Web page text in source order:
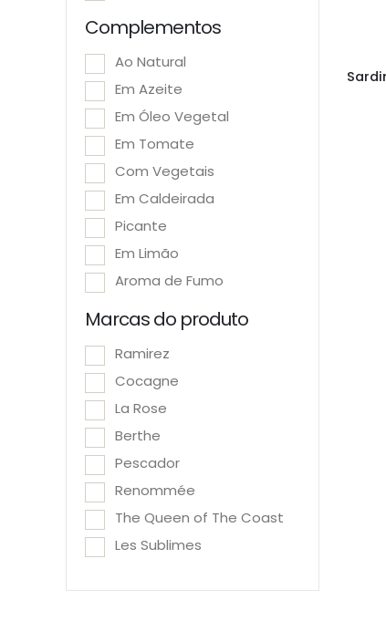
Complementos
Ao Natural
Em Azeite
Em Óleo Vegetal
Em Tomate
Com Vegetais
Em Caldeirada
Picante
Em Limão
Aroma de Fumo
Marcas do produto
Ramirez
Cocagne
La Rose
Berthe
Pescador
Renommée
The Queen of The Coast
Les Sublimes